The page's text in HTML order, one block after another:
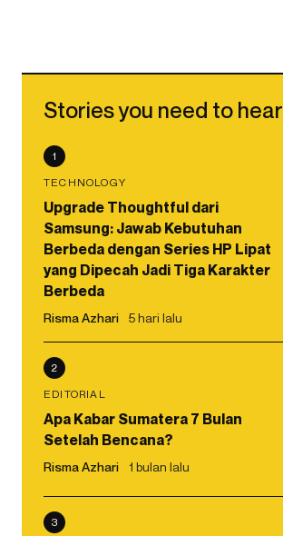
Stories you need to hear
1
TECHNOLOGY
Upgrade Thoughtful dari
Samsung: Jawab Kebutuhan
Berbeda dengan Series HP Lipat
yang Dipecah Jadi Tiga Karakter
Berbeda
Risma Azhari 5 hari lalu
2
EDITORIAL
Apa Kabar Sumatera 7 Bulan
Setelah Bencana?
Risma Azhari 1 bulan lalu
3